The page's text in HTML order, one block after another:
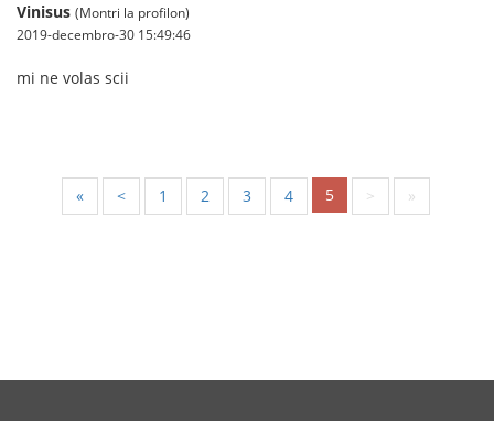
Vinisus (Montri la profilon)
2019-decembro-30 15:49:46
mi ne volas scii
« < 1 2 3 4 5 > »